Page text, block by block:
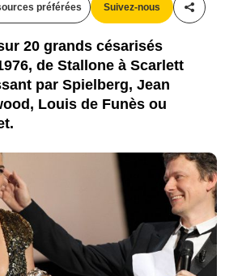
préférées Suivez-nous
20 grands césarisés
de Stallone à Scarlett
par Spielberg, Jean
Louis de Funès ou
BORDE / BESTIMAGE